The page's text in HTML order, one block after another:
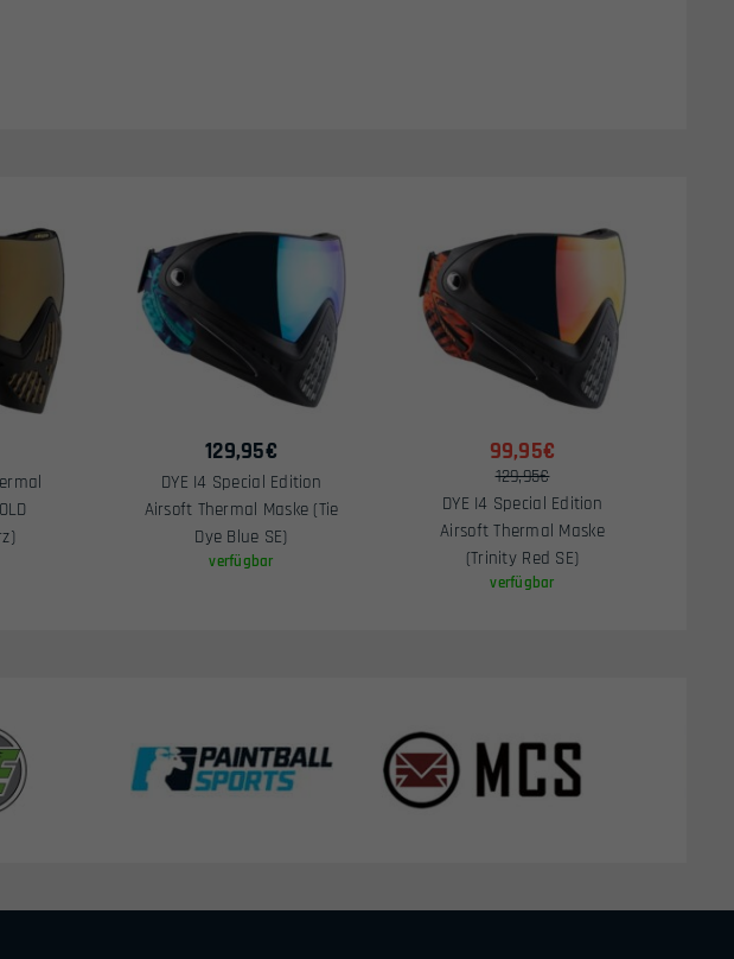
129,95€
DYE I4 Special Edition
Airsoft Thermal Maske (Tie
Dye Blue SE)
verfügbar
99,95€
129,95€
DYE I4 Special Edition
Airsoft Thermal Maske
(Trinity Red SE)
verfügbar